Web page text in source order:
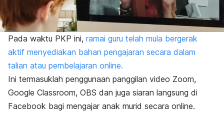
Pada waktu PKP ini, ramai guru telah mula bergerak
aktif menyediakan bahan pengajaran secara dalam
talian atau pembelajaran online.
Ini termasuklah penggunaan panggilan video Zoom,
Google Classroom, OBS dan juga siaran langsung di
Facebook bagi mengajar anak murid secara online.